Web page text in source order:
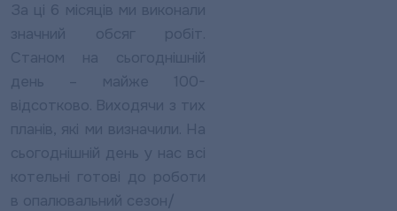
За ці 6 місяців ми виконали
значний обсяг робіт.
Станом на сьогоднішній
день – майже 100-
відсотково. Виходячи з тих
планів, які ми визначили. На
сьогоднішній день у нас всі
котельні готові до роботи
в опалювальний сезон/